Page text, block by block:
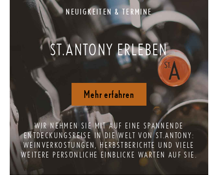
NEUIGKEITEN & TERMINE
ST.ANTONY ERLEBEN
Mehr erfahren
WIR NEHMEN SIE MIT AUF EINE SPANNENDE
ENTDECKUNGSREISE IN DIE WELT VON ST.ANTONY:
WEINVERKOSTUNGEN, HERBSTBERICHTE UND VIELE
WEITERE PERSÖNLICHE EINBLICKE WARTEN AUF SIE.